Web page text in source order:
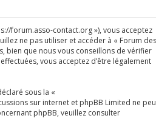
forum.asso-contact.org »), vous acceptez
ne pas utiliser et accéder à « Forum des
bien que nous vous conseillons de vérifier
vous acceptez d’être légalement
sous la «
sur internet et phpBB Limited ne
phpBB, veuillez consulter